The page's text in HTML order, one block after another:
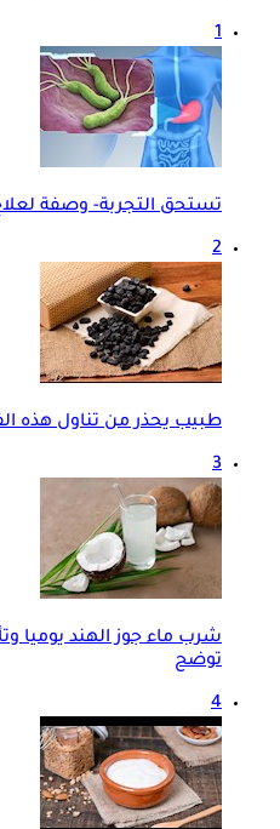
1
تستحق التجربة- وصفة
2
طبيب يحذر من تناول هذه
3
شرب ماء جوز الهند يوميا
توضح
4